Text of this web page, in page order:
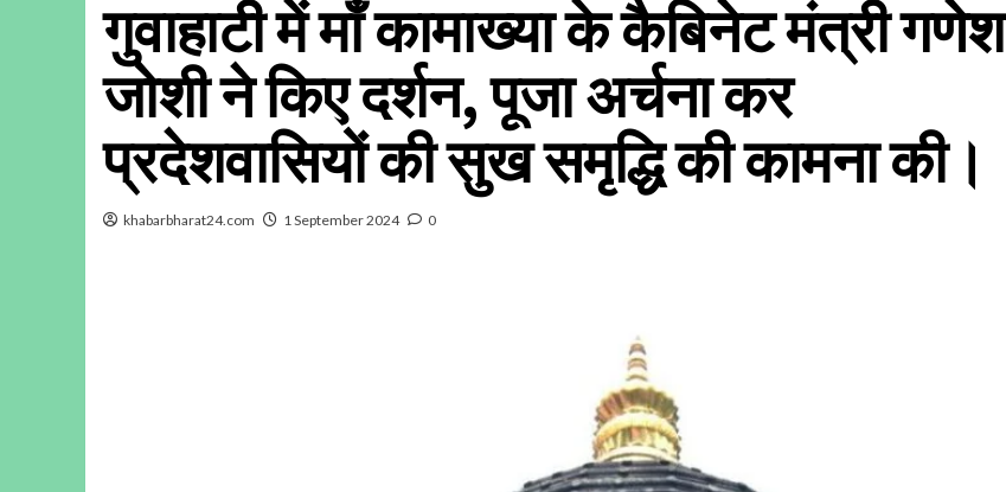
गुवाहाटी में माँ कामाख्या के कैबिनेट मंत्री गणेश
जोशी ने किए दर्शन, पूजा अर्चना कर
प्रदेशवासियों की सुख समृद्धि की कामना की।
khabarbharat24.com 1 September 2024 0